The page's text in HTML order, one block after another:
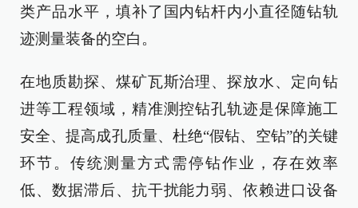
类产品水平，填补了国内钻杆内小直径随钻轨
迹测量装备的空白。
在地质勘探、煤矿瓦斯治理、探放水、定向钻
进等工程领域，精准测控钻孔轨迹是保障施工
安全、提高成孔质量、杜绝“假钻、空钻”的关键
环节。传统测量方式需停钻作业，存在效率
低、数据滞后、抗干扰能力弱、依赖进口设备